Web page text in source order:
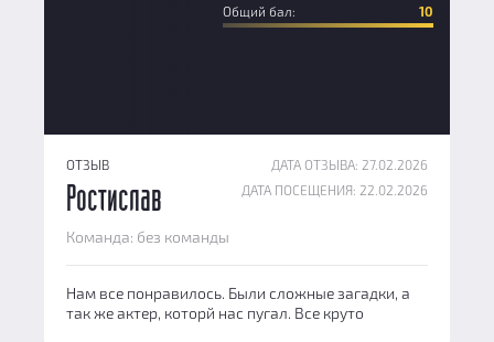
Общий бал: 10
ОТЗЫВ
ДАТА ОТЗЫВА: 27.02.2026
ДАТА ПОСЕЩЕНИЯ: 22.02.2026
Ростислав
Команда: без команды
Нам все понравилось. Были сложные загадки, а
так же актер, которй нас пугал. Все круто